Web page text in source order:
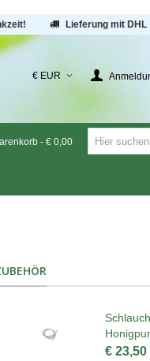
Lieferung mit DHL
€ EUR
- € 0,00
€ 23,50